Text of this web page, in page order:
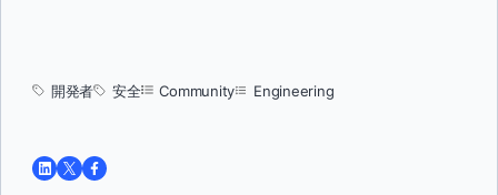
開発者 安全 Community Engineering